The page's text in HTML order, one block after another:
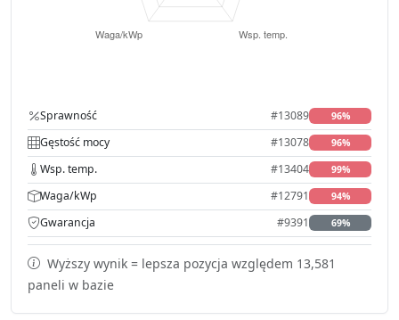
Sprawność #13089 96%
Gęstość mocy #13078 96%
Wsp. temp. #13404 99%
Waga/kWp #12791 94%
Gwarancja #9391 69%
Wyższy wynik = lepsza pozycja względem 13,581
paneli w bazie